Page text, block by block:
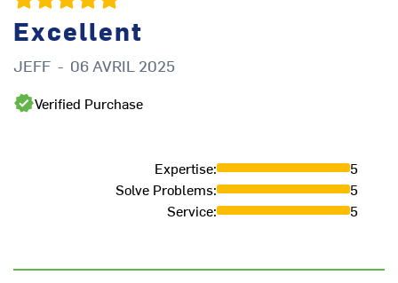
Excellent
JEFF - 06 AVRIL 2025
Verified Purchase
Expertise:
5
Solve Problems:
5
Service: 5